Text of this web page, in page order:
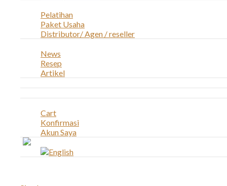
Pelatihan
Paket Usaha
Distributor/ Agen / reseller
News
Resep
Artikel
Cart
Konfirmasi
Akun Saya